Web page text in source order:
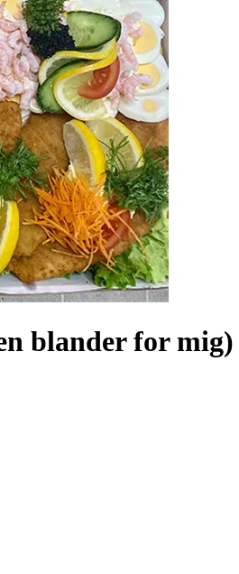
blander for mig)